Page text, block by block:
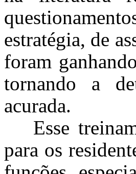
estratégia, de
foram
tornando a
acurada.
Esse
para os